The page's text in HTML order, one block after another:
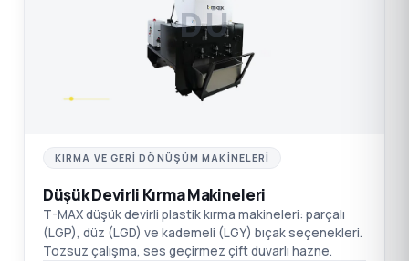
DÜ
KIRMA VE GERI DÖNÜŞÜM MAKINELERI
Düşük Devirli Kırma Makineleri
T-MAX düşük devirli plastik kırma makineleri: parçalı
(LGP), düz (LGD) ve kademeli (LGY) bıçak seçenekleri.
Tozsuz çalışma, ses geçirmez çift duvarlı hazne.